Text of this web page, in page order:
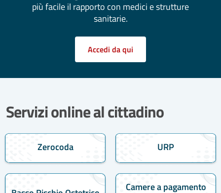
più facile il rapporto con medici e strutture
sanitarie.
Accedi da qui
Servizi online al cittadino
Zerocoda URP
Camere a pagamento